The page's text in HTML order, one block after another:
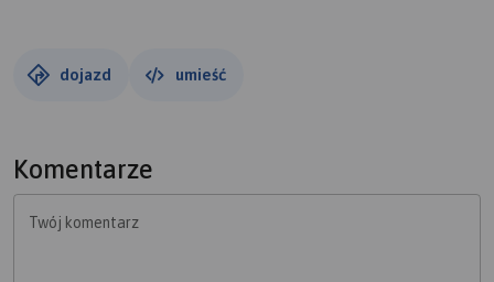
dojazd umieść
Komentarze
Twój komentarz